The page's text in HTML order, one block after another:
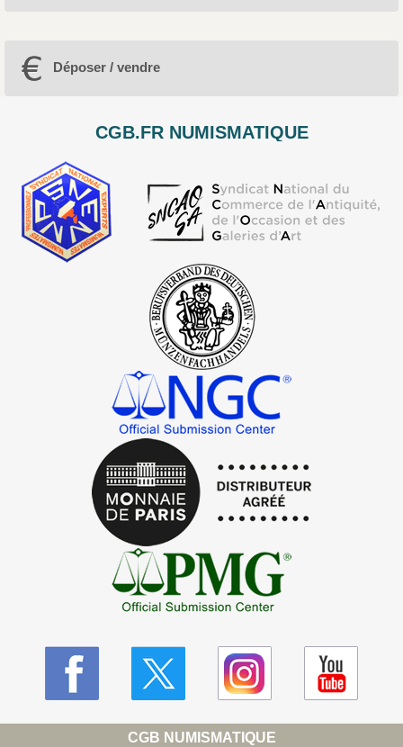
Déposer / vendre
CGB.FR NUMISMATIQUE
CGB NUMISMATIQUE